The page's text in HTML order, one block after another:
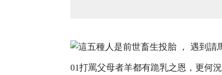
01打罵父母者羊都有跪乳之恩，更何